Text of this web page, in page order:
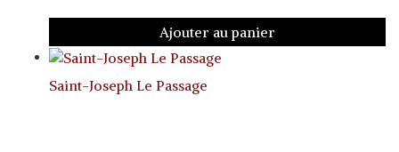
Ajouter au panier
Saint-Joseph Le Passage